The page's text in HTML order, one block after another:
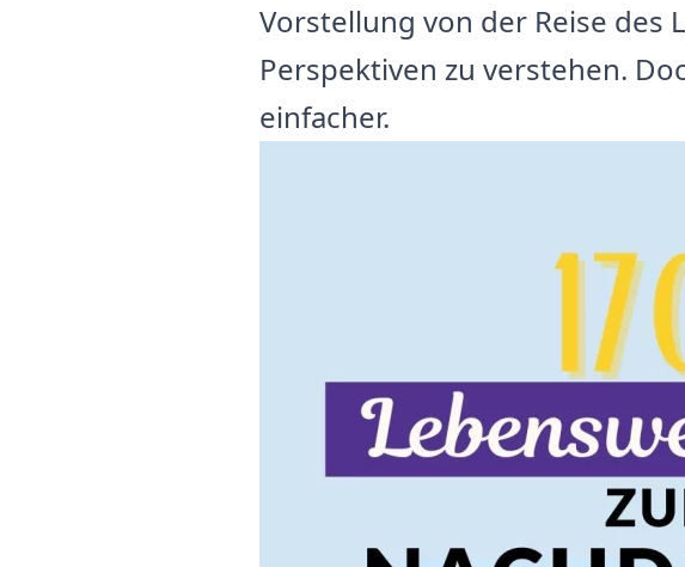
Vorstellung von der Reise des
Perspektiven zu verstehen.
einfacher.